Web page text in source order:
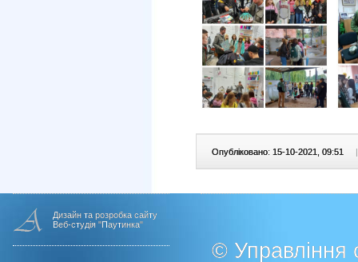
Опубліковано: 15-10-2021, 09:51 |
Дизайн та розробка сайту
Веб-студія "Паутинка"
© Управління